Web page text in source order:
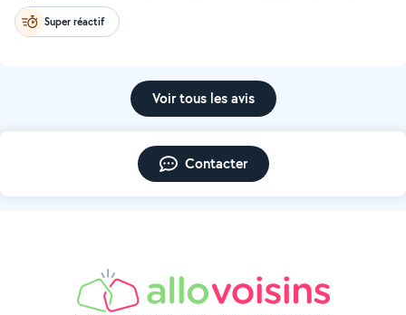
Super réactif
Voir tous les avis
Contacter